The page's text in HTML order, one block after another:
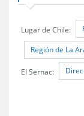
Lugar de Chile:
Región de La
El Sernac: